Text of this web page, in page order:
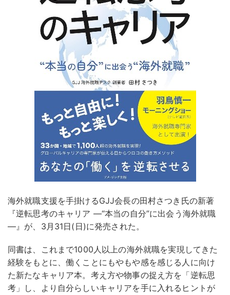
海外就職支援を手掛けるGJJ会長の田村さつき氏の新著
『逆転思考のキャリア ―“本当の自分”に出会う海外就職
―』が、3月31日(日)に発売された。
同書は、これまで1000人以上の海外就職を実現してきた
経験をもとに、働くことにもやもや感を感じる人に向け
た新たなキャリア本。考え方や物事の捉え方を「逆転思
考」し、より自分らしいキャリアを手に入れるヒントが